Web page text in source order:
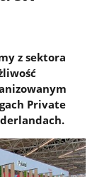
z sektora
Private